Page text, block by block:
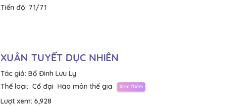
Tiến độ: 71/71
XUÂN TUYẾT DỤC NHIÊN
Tác giả: Bố Đinh Lưu Ly
Thể loại: Cổ đại Hào môn thế gia
Lượt xem: 6,928